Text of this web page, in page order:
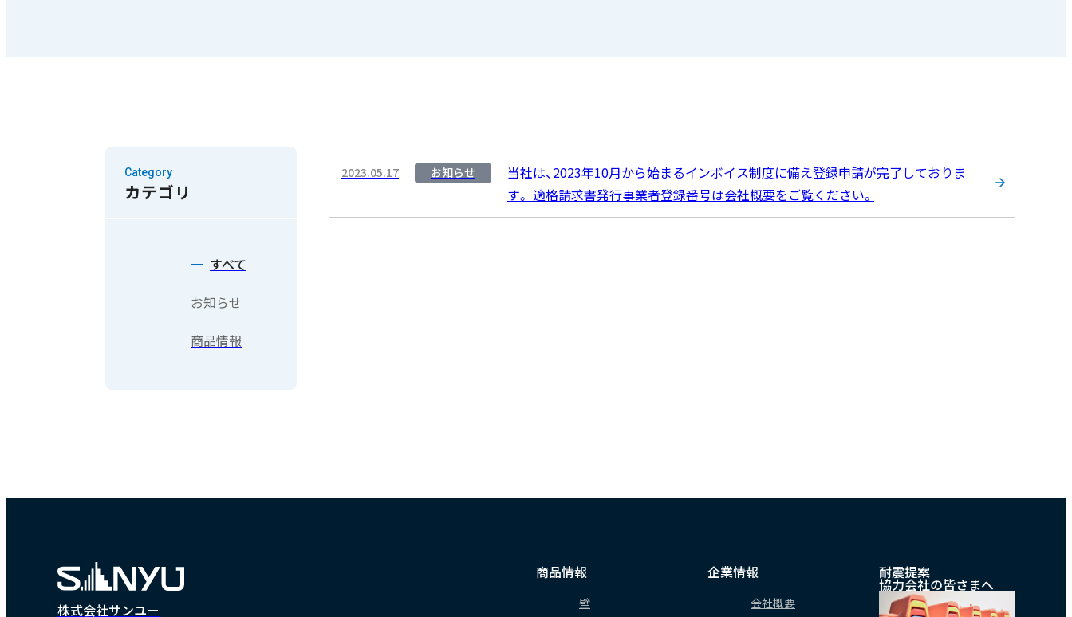
2023.05.17 お知らせ
当社は、2023年10月から始まるインボイス制度に備え登録申請が完了しておりま
す。 適格請求書発行事業者登録番号は会社概要をご覧ください。
Category
カテゴリ
すべて
お知らせ
商品情報
株式会社サンユー
商品情報
壁
企業情報
会社概要
耐震提案
協力会社の皆さまへ